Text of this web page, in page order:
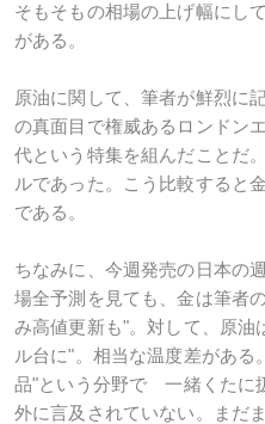
そもそもの相場の上げ幅にし
がある。
原油に関して、筆者が鮮烈に
の真面目で権威あるロンドン
代という特集を組んだことだ
ルであった。こう比較すると
である。
ちなみに、今週発売の日本の
場全予測を見ても、金は筆者
み高値更新も"。対して、原油
ル台に"。相当な温度差があ
品"という分野で 一緒くたに
外に言及されていない。まだ